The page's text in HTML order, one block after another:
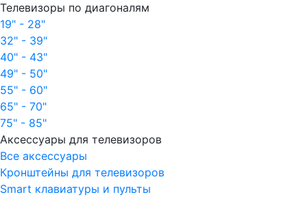
Телевизоры по диагоналям
19" - 28"
32" - 39"
40" - 43"
49" - 50"
55" - 60"
65" - 70"
75" - 85"
Аксессуары для телевизоров
Все аксессуары
Кронштейны для телевизоров
Smart клавиатуры и пульты